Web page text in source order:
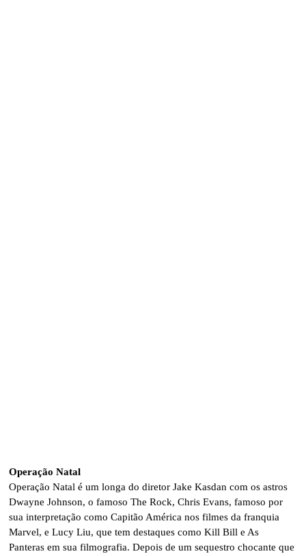
Operação Natal
Operação Natal é um longa do diretor Jake Kasdan com os astros
Dwayne Johnson, o famoso The Rock, Chris Evans, famoso por
sua interpretação como Capitão América nos filmes da franquia
Marvel, e Lucy Liu, que tem destaques como Kill Bill e As
Panteras em sua filmografia. Depois de um sequestro chocante que